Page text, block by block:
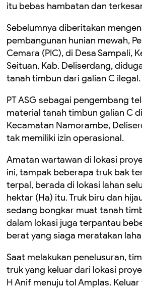
itu bebas hambatan dan
Sebelumnya diberitakan
pembangunan hunian mewah,
Cemara (PIC), di Desa Sampali,
Seituan, Kab. Deliserdang,
tanah timbun dari galian C ilegal.
PT ASG sebagai pengembang
material tanah timbun galian C
Kecamatan Namorambe,
tak memiliki izin operasional.
Amatan wartawan di lokasi
ini, tampak beberapa truk bak
terpal, berada di lokasi lahan
hektar (Ha) itu. Truk biru dan
sedang bongkar muat tanah
dalam lokasi juga terpantau
berat yang siaga meratakan
Saat melakukan penelusuran,
truk yang keluar dari lokasi
H Anif menuju tol Amplas.